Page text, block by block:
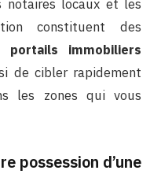
notaires locaux et les
constituent des
portails immobiliers
de cibler rapidement
les zones qui vous
possession d’une